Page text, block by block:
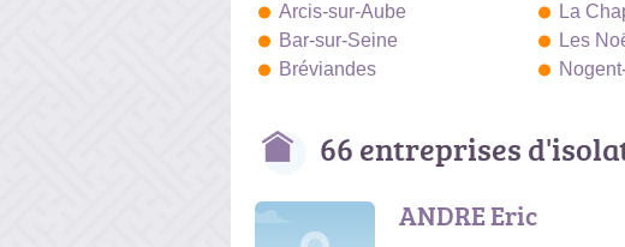
Arcis-sur-Aube
Bar-sur-Seine
Bréviandes
La
Les
66 entreprises
ANDRE Eric